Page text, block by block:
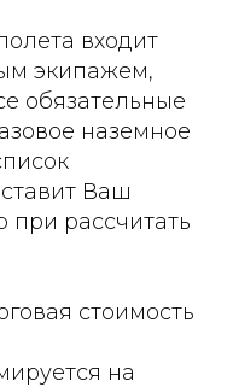
входит
экипажем,
обязательные
наземное
Ваш
рассчитать
стоимость
на